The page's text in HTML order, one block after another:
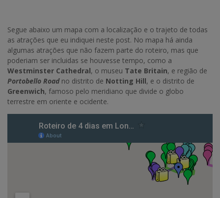
Segue abaixo um mapa com a localização e o trajeto de todas
as atrações que eu indiquei neste post. No mapa há ainda
algumas atrações que não fazem parte do roteiro, mas que
poderiam ser incluidas se houvesse tempo, como a
Westminster Cathedral, o museu Tate Britain, e região de
Portobello Roadno distrito de Notting Hill, e o distrito de
Greenwich, famoso pelo meridiano que divide o globo
terrestre em oriente e ocidente.